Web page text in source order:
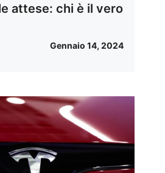
attese: chi è il vero
Gennaio 14, 2024